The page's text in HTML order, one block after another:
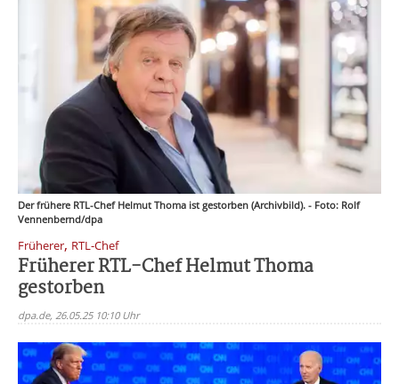
Der frühere RTL-Chef Helmut Thoma ist gestorben (Archivbild). - Foto: Rolf
Vennenbernd/dpa
Früherer, RTL-Chef
Früherer RTL-Chef Helmut Thoma
gestorben
dpa.de, 26.05.25 10:10 Uhr